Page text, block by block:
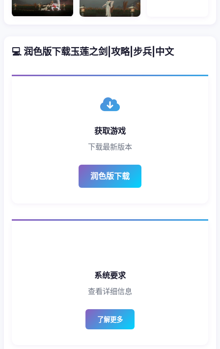
💻 润色版下载玉莲之剑|攻略|步兵|中文
获取游戏
下载最新版本
润色版下载
系统要求
查看详细信息
了解更多